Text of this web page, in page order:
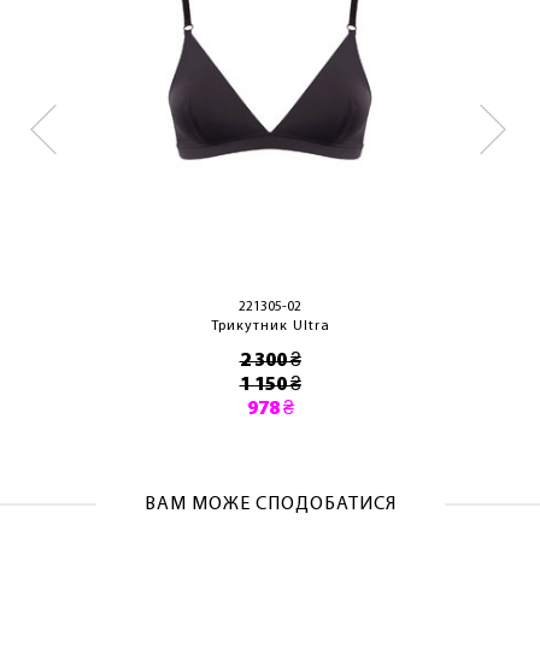
221305-02
Трикутник Ultra
2 300 ₴
1 150 ₴
978 ₴
ВАМ МОЖЕ СПОДОБАТИСЯ